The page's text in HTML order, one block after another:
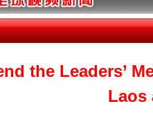
the Leaders’
Laos